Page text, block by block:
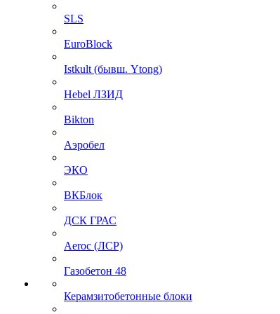
SLS
EuroBlock
Istkult (бывш. Ytong)
Hebel ЛЗИД
Bikton
Аэробел
ЭКО
ВКБлок
ДСК ГРАС
Aeroc (ЛСР)
Газобетон 48
Керамзитобетонные блоки